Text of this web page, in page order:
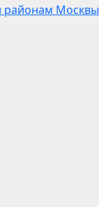
районам Москвы